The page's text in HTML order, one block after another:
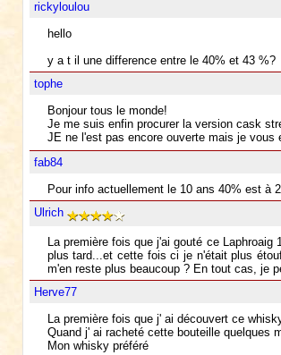
rickyloulou
hello
y a t il une difference entre le 40% et 43 %?
tophe
Bonjour tous le monde!
Je me suis enfin procurer la version cask
JE ne l'est pas encore ouverte mais je vous
fab84
Pour info actuellement le 10 ans 40% est à
Ulrich
La première fois que j'ai gouté ce
plus tard...et cette fois ci je n'était plus
m'en reste plus beaucoup ? En tout cas, je
Herve77
La première fois que j' ai découvert ce
Quand j' ai racheté cette bouteille quelques
Mon whisky préféré